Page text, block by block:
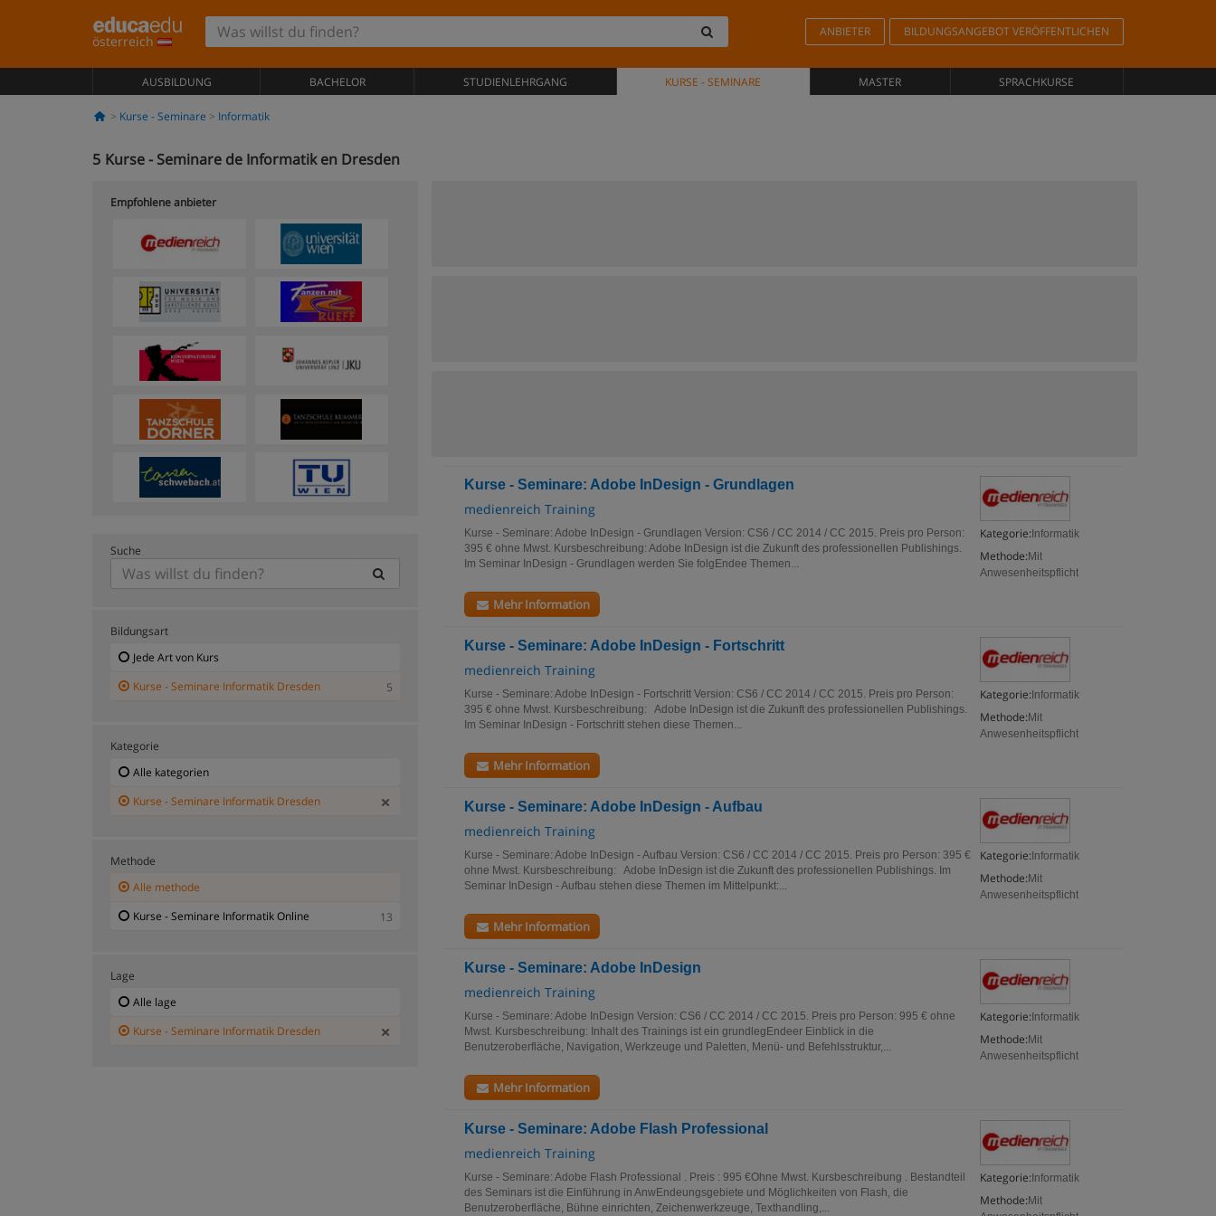
österreich
ANBIETER BILDUNGSANGEBOT VERÖFFENTLICHEN
AUSBILDUNG BACHELOR STUDIENLEHRGANG KURSE - SEMINARE MASTER SPRACHKURSE
Kurse - Seminare Informatik
5 Kurse - Seminare de Informatik en Dresden
Kurse - Seminare: Adobe InDesign - Grundlagen
medienreich Training
Kategorie: Informatik
Methode: Mit
Anwesenheitspflicht
Kurse - Seminare: Adobe InDesign - Grundlagen Version: CS6 / CC 2014 / CC 2015. Preis pro Person:
395 € ohne Mwst. Kursbeschreibung: Adobe InDesign ist die Zukunft des professionellen Publishings.
Im Seminar InDesign - Grundlagen werden Sie folgEndee Themen...
Mehr Information
Kurse - Seminare: Adobe InDesign - Fortschritt
medienreich Training
Kategorie: Informatik
Methode: Mit
Anwesenheitspflicht
Kurse - Seminare: Adobe InDesign - Fortschritt Version: CS6 / CC 2014 / CC 2015. Preis pro Person:
395 € ohne Mwst. Kursbeschreibung: Adobe InDesign ist die Zukunft des professionellen Publishings.
Im Seminar InDesign - Fortschritt stehen diese Themen...
Mehr Information
Kurse - Seminare: Adobe InDesign - Aufbau
medienreich Training
Kategorie: Informatik
Methode: Mit
Anwesenheitspflicht
Kurse - Seminare: Adobe InDesign - Aufbau Version: CS6 / CC 2014 / CC 2015. Preis pro Person: 395 €
ohne Mwst. Kursbeschreibung: Adobe InDesign ist die Zukunft des professionellen Publishings. Im
Seminar InDesign - Aufbau stehen diese Themen im Mittelpunkt:...
Mehr Information
Kurse - Seminare: Adobe InDesign
medienreich Training
Kategorie: Informatik
Methode: Mit
Anwesenheitspflicht
Kurse - Seminare: Adobe InDesign Version: CS6 / CC 2014 / CC 2015. Preis pro Person: 995 € ohne
Mwst. Kursbeschreibung: Inhalt des Trainings ist ein grundlegEndeer Einblick in die
Benutzeroberfläche, Navigation, Werkzeuge und Paletten, Menü- und Befehlsstruktur,...
Mehr Information
Kurse - Seminare: Adobe Flash Professional
medienreich Training
Kategorie: Informatik
Methode: Mit
Kurse - Seminare: Adobe Flash Professional . Preis : 995 €Ohne Mwst. Kursbeschreibung . Bestandteil
des Seminars ist die Einführung in AnwEndeungsgebiete und Möglichkeiten von Flash, die
Benutzeroberfläche, Bühne einrichten, Zeichenwerkzeuge, Texthandling,...
Empfohlene anbieter
Suche
Bildungsart
Jede Art von Kurs
Kurse - Seminare Informatik Dresden
5
Kategorie
Alle kategorien
Kurse - Seminare Informatik Dresden
Methode
Alle methode
Kurse - Seminare Informatik Online
13
Lage
Alle lage
Kurse - Seminare Informatik Dresden